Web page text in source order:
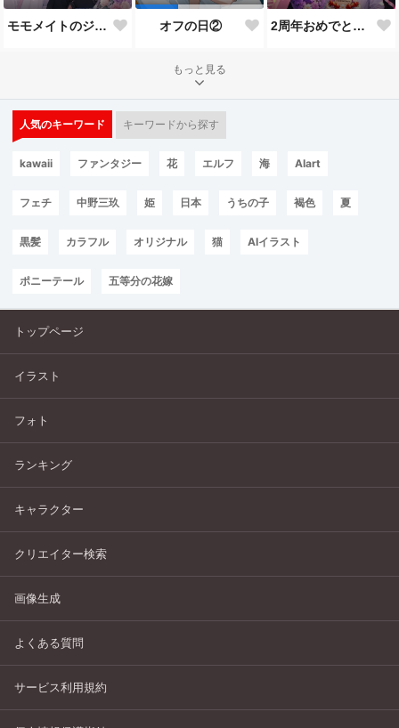
モモメイトのジューンブライド*:✨\( ॑˘ ॑◍\ 💒💍 ﾉ◍ ॑˘ ॑ )ﾉ✨:* オフの日② 2周年おめでとうございます🎉🎂
もっと見る
人気のキーワード キーワードから探す
kawaii ファンタジー 花 エルフ 海 AIart
フェチ 中野三玖 姫 日本 うちの子 褐色 夏
黒髪 カラフル オリジナル 猫 AIイラスト
ポニーテール 五等分の花嫁
トップページ
イラスト
フォト
ランキング
キャラクター
クリエイター検索
画像生成
よくある質問
サービス利用規約